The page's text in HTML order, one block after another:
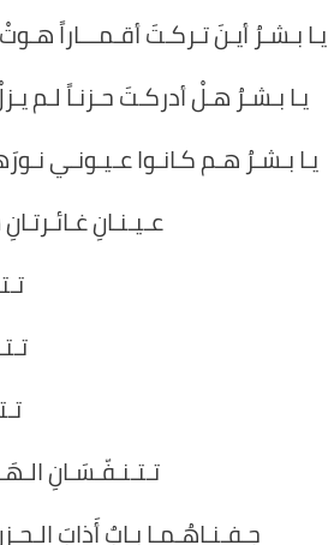
يـا بـشـرُ أيـنَ تـركـتَ أقـمـــاراً
يـا بـشـرُ هـلْ أدركـتَ حـزنـاً لـم
يـا بـشـرُ هـم كـانـوا عـيـونـي
عـيـنـانِ
تـتـنـفّـسَـانِ
جِـفـنـاهُـمـا بـابٌ أَذابَ